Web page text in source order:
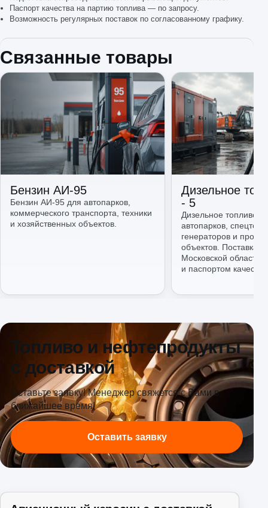
Паспорт качества на партию топлива — по запросу.
Возможность регулярных поставок по согласованному графику.
Связанные товары
Бензин АИ-95
Бензин АИ-95 для автопарков,
коммерческого транспорта, техники
и хозяйственных объектов.
Дизельное
- 5
Дизельное топливо
автопарков,
генераторов и
объектов. Поставка
Московской области
и паспортом
Топливо и нефтепродукты
с доставкой
Оставьте заявку! Менеджер свяжется с Вами в
ближайшее время!
Оставить заявку